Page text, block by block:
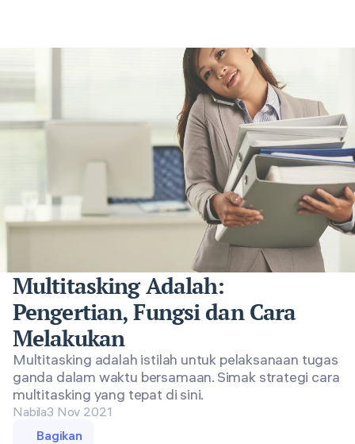
Multitasking Adalah:
Pengertian, Fungsi dan Cara
Melakukan
Multitasking adalah istilah untuk pelaksanaan tugas
ganda dalam waktu bersamaan. Simak strategi cara
multitasking yang tepat di sini.
Nabila3 Nov 2021
Bagikan